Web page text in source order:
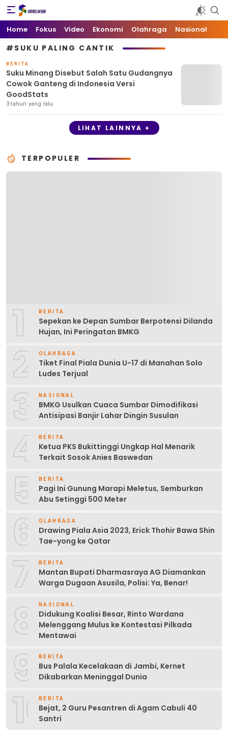
Kata Sumbar
Berita Sumbar Hari Ini
Home Fokus Video Ekonomi Olahraga Nasional
#SUKU PALING CANTIK
BERITA
Suku Minang Disebut Salah Satu Gudangnya
Cowok Ganteng di Indonesia Versi
GoodStats
3 tahun yang lalu
LIHAT LAINNYA +
TERPOPULER
1 BERITA
Sepekan ke Depan Sumbar Berpotensi Dilanda
Hujan, Ini Peringatan BMKG
2 OLAHRAGA
Tiket Final Piala Dunia U-17 di Manahan Solo
Ludes Terjual
3 NASIONAL
BMKG Usulkan Cuaca Sumbar Dimodifikasi
Antisipasi Banjir Lahar Dingin Susulan
4 BERITA
Ketua PKS Bukittinggi Ungkap Hal Menarik
Terkait Sosok Anies Baswedan
5 BERITA
Pagi Ini Gunung Marapi Meletus, Semburkan
Abu Setinggi 500 Meter
6 OLAHRAGA
Drawing Piala Asia 2023, Erick Thohir Bawa Shin
Tae-yong ke Qatar
7 BERITA
Mantan Bupati Dharmasraya AG Diamankan
Warga Dugaan Asusila, Polisi: Ya, Benar!
8 NASIONAL
Didukung Koalisi Besar, Rinto Wardana
Melenggang Mulus ke Kontestasi Pilkada
Mentawai
9 BERITA
Bus Palala Kecelakaan di Jambi, Kernet
Dikabarkan Meninggal Dunia
10BERITA
Bejat, 2 Guru Pesantren di Agam Cabuli 40
Santri